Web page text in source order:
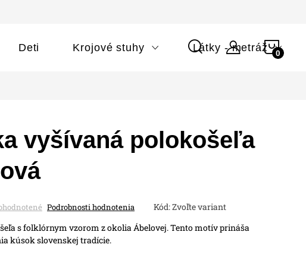
Deti Krojové stuhy Látky - metráž
vyšívaná polokošeľa
Podrobnosti hodnotenia Kód:Zvoľte variant
s folklórnym vzorom z okolia Ábelovej. Tento motív prináša
kúsok slovenskej tradície.